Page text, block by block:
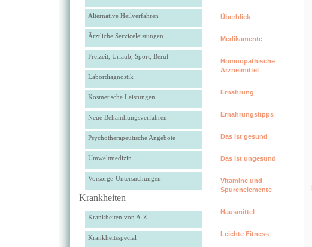
Alternative Heilverfahren
Ärztliche Serviceleistungen
Freizeit, Urlaub, Sport, Beruf
Labordiagnostik
Kosmetische Leistungen
Neue Behandlungsverfahren
Psychotherapeutische Angebote
Umweltmedizin
Vorsorge-Untersuchungen
Krankheiten
Krankheiten von A-Z
Krankheitsspecial
Überblick
Medikamente
Homöopathische
Arzneimittel
Ernährung
Ernährungstipps
Das ist gesund
Das ist ungesund
Vitamine und
Spurenelemente
Hausmittel
Leichte Fitness